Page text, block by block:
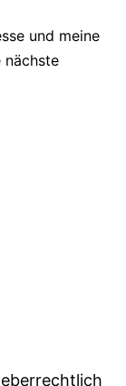
und meine
nächste